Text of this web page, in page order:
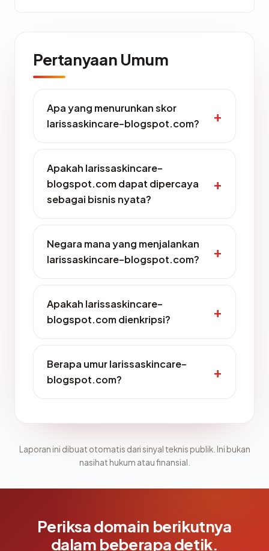
Pertanyaan Umum
Apa yang menurunkan skor
larissaskincare-blogspot.com?
Apakah larissaskincare-
blogspot.com dapat dipercaya
sebagai bisnis nyata?
Negara mana yang menjalankan
larissaskincare-blogspot.com?
Apakah larissaskincare-
blogspot.com dienkripsi?
Berapa umur larissaskincare-
blogspot.com?
Laporan ini dibuat otomatis dari sinyal teknis publik. Ini bukan
nasihat hukum atau finansial.
Periksa domain berikutnya
dalam beberapa detik.